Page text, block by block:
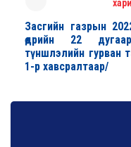
Засгийн газрын
өдрийн 22 дугаар
түншлэлийн гурван
1-р хавсралтаар/